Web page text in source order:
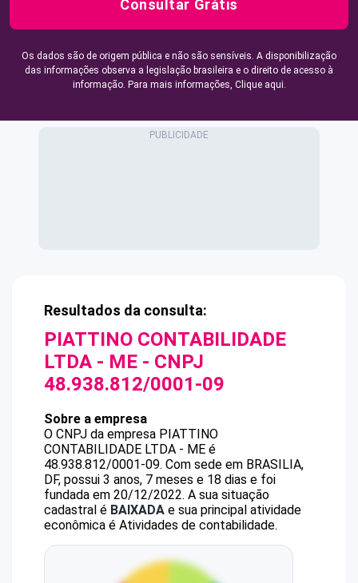
Consultar Grátis
Os dados são de origem pública e não são sensíveis. A disponibilização
das informações observa a legislação brasileira e o direito de acesso à
informação. Para mais informações, Clique aqui.
Resultados da consulta:
PIATTINO CONTABILIDADE
LTDA - ME - CNPJ
48.938.812/0001-09
Sobre a empresa
O CNPJ da empresa PIATTINO
CONTABILIDADE LTDA - ME é
48.938.812/0001-09. Com sede em BRASILIA,
DF, possui 3 anos, 7 meses e 18 dias e foi
fundada em 20/12/2022. A sua situação
cadastral é BAIXADA e sua principal atividade
econômica é Atividades de contabilidade.